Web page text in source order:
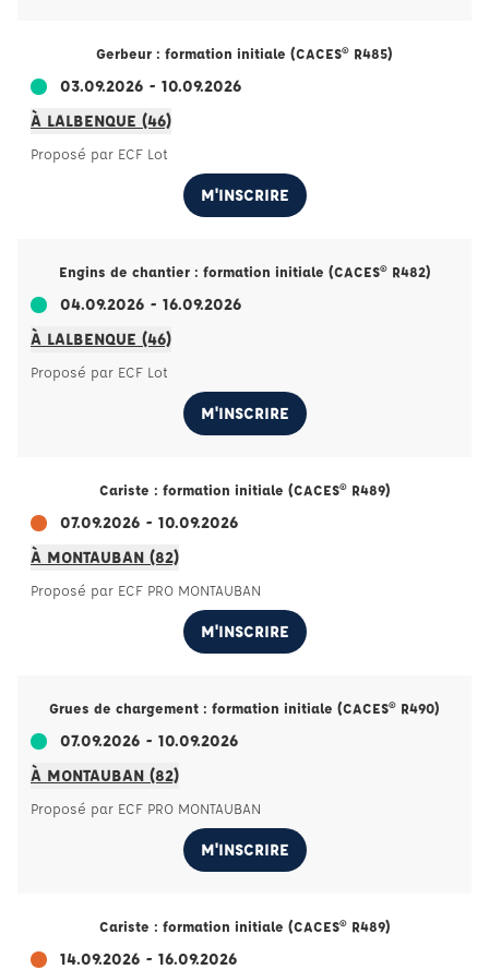
Gerbeur : formation initiale (CACES® R485)
03.09.2026 - 10.09.2026
À LALBENQUE (46)
Proposé par ECF Lot
M'INSCRIRE
Engins de chantier : formation initiale (CACES® R482)
04.09.2026 - 16.09.2026
À LALBENQUE (46)
Proposé par ECF Lot
M'INSCRIRE
Cariste : formation initiale (CACES® R489)
07.09.2026 - 10.09.2026
À MONTAUBAN (82)
Proposé par ECF PRO MONTAUBAN
M'INSCRIRE
Grues de chargement : formation initiale (CACES® R490)
07.09.2026 - 10.09.2026
À MONTAUBAN (82)
Proposé par ECF PRO MONTAUBAN
M'INSCRIRE
Cariste : formation initiale (CACES® R489)
14.09.2026 - 16.09.2026